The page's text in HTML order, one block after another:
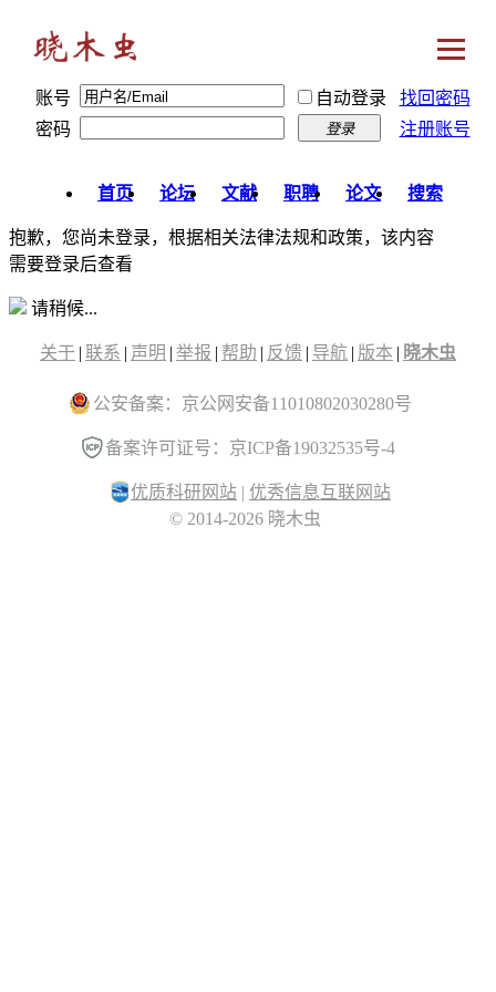
账号 自动登录
找回密码
密码
登录 注册账号
首页 论坛 文献 职聘 论文 搜索
抱歉，您尚未登录，根据相关法律法规和政策，该内容
需要登录后查看
请稍候...
关于 | 联系 | 声明 | 举报 | 帮助 | 反馈 | 导航 | 版本 | 晓木虫
公安备案：京公网安备11010802030280号
备案许可证号：京ICP备19032535号-4
优质科研网站 | 优秀信息互联网站
© 2014-2026 晓木虫